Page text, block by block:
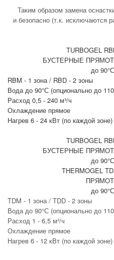
Таким образом замена
и безопасно (т.к. исключаются
TURBOGEL
БУСТЕРНЫЕ
до
RBM - 1 зона / RBD - 2 зоны
Вода до 90°С (опционально до
Расход 0,5 - 240 м³/ч
Охлаждение прямое
Нагрев 6 - 24 кВт (по каждой зоне)
TURBOGEL
БУСТЕРНЫЕ
до
THERMOGEL
до
TDM - 1 зона / TDD - 2 зоны
Вода до 90°С (опционально до
Расход 1 - 6,5 м³/ч
Охлаждение прямое
Нагрев 6 - 12 кВт (по каждой зоне)